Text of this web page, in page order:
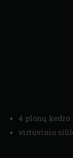
4 plonų kedro
virtuvinio